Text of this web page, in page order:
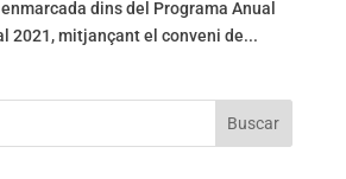
dins del Programa Anual
2021, mitjançant el conveni de...